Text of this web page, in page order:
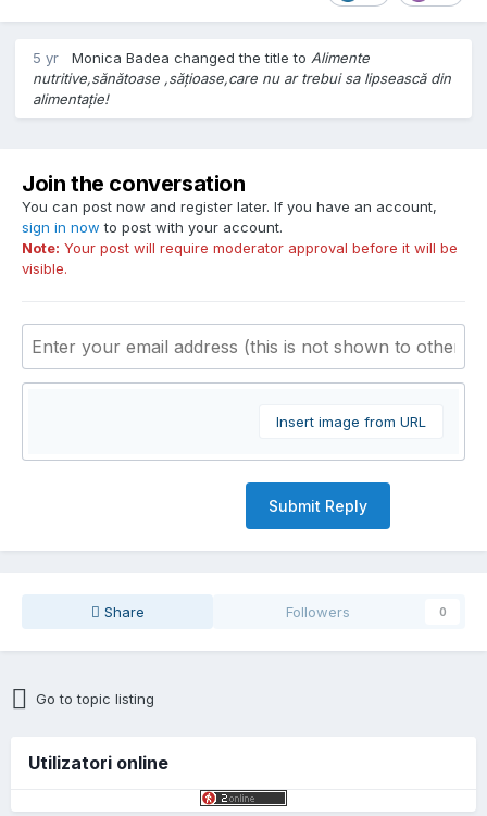
5 yr Monica Badea changed the title to Alimente
nutritive,sănătoase ,sățioase,care nu ar trebui sa lipsească din
alimentație!
Join the conversation
You can post now and register later. If you have an account,
sign in now to post with your account.
Note: Your post will require moderator approval before it will be
visible.
Insert image from URL
Submit Reply
Share Followers 0
Go to topic listing
Utilizatori online